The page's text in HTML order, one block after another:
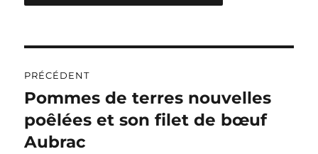
T
R
A
T
I
V
de
l’article
PRÉCÉDENT
Publication
précédente :
Pommes de terres nouvelles
poêlées et son filet de bœuf
Aubrac